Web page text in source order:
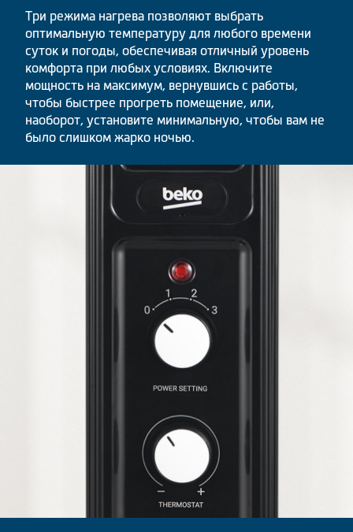
Три режима нагрева позволяют выбрать
оптимальную температуру для любого времени
суток и погоды, обеспечивая отличный уровень
комфорта при любых условиях. Включите
мощность на максимум, вернувшись с работы,
чтобы быстрее прогреть помещение, или,
наоборот, установите минимальную, чтобы вам не
было слишком жарко ночью.